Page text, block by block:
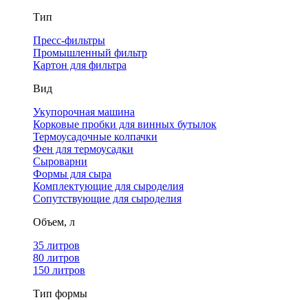
Тип
Пресс-фильтры
Промышленный фильтр
Картон для фильтра
Вид
Укупорочная машина
Корковые пробки для винных бутылок
Термоусадочные колпачки
Фен для термоусадки
Сыроварни
Формы для сыра
Комплектующие для сыроделия
Сопутствующие для сыроделия
Объем, л
35 литров
80 литров
150 литров
Тип формы